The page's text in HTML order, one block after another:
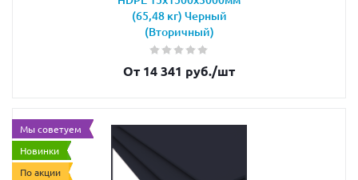
(65,48 кг) Черный
(Вторичный)
От 14 341 руб./шт
Мы советуем
Новинки
По акции